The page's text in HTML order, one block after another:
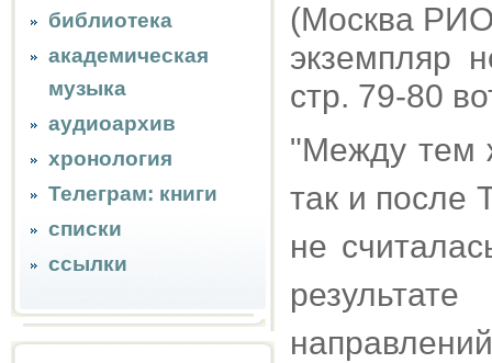
библиотека
академическая
музыка
аудиоархив
хронология
Телеграм: книги
списки
ссылки
(Москва
экземпляр
стр. 79-80
"Между тем
так и после
не